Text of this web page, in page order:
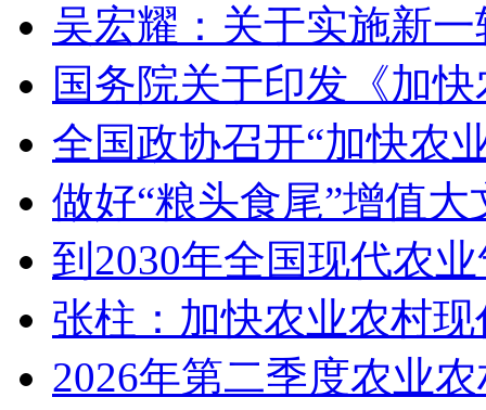
吴宏耀：关于实施新
国务院关于印发《加
全国政协召开“加快农
做好“粮头食尾”增值大
到2030年全国现代农
张柱：加快农业农村
2026年第二季度农业